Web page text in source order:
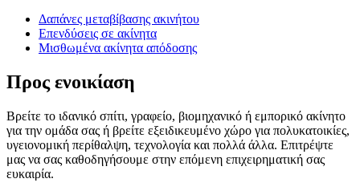
Δαπάνες μεταβίβασης ακινήτου
Επενδύσεις σε ακίνητα
Μισθωμένα ακίνητα απόδοσης
Προς ενοικίαση
Βρείτε το ιδανικό σπίτι, γραφείο, βιομηχανικό ή εμπορικό ακίνητο
για την ομάδα σας ή βρείτε εξειδικευμένο χώρο για πολυκατοικίες,
υγειονομική περίθαλψη, τεχνολογία και πολλά άλλα. Επιτρέψτε
μας να σας καθοδηγήσουμε στην επόμενη επιχειρηματική σας
ευκαιρία.